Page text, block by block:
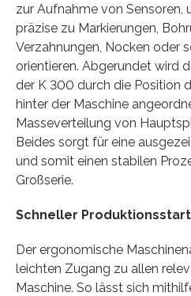
zur Aufnahme von Sensoren,
präzise zu Markierungen,
Verzahnungen, Nocken oder
orientieren. Abgerundet wird
der K 300 durch die Position
hinter der Maschine
Masseverteilung von
Beides sorgt für eine
und somit einen stabilen
Großserie.
Schneller Produktionsstart
Der ergonomische
leichten Zugang zu allen
Maschine. So lässt sich